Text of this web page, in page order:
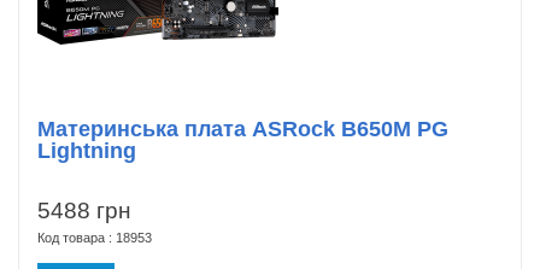
5488 грн
Код товара : 18953
Материнська плата ASRock B650M PG
Lightning